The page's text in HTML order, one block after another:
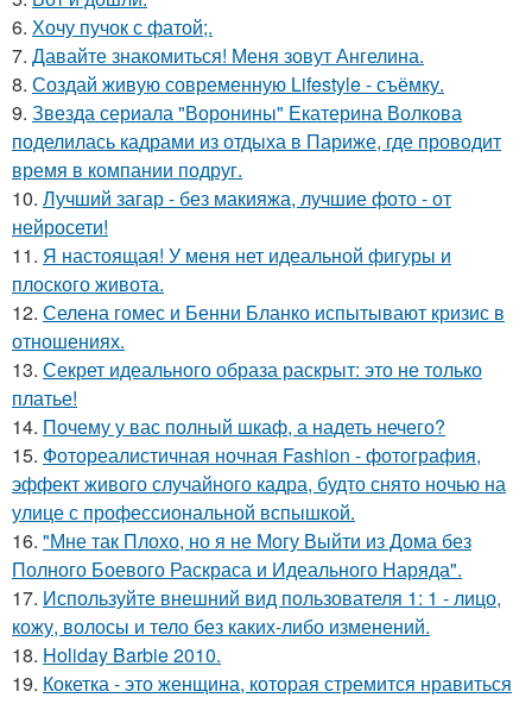
6. Хочу пучок с фатой;.
7. Давайте знакомиться! Меня зовут Ангелина.
8. Создай живую современную Lifestyle - съёмку.
9. Звезда сериала "Воронины" Екатерина Волкова
поделилась кадрами из отдыха в Париже, где проводит
время в компании подруг.
10. Лучший загар - без макияжа, лучшие фото - от
нейросети!
11. Я настоящая! У меня нет идеальной фигуры и
плоского живота.
12. Селена гомес и Бенни Бланко испытывают кризис в
отношениях.
13. Секрет идеального образа раскрыт: это не только
платье!
14. Почему у вас полный шкаф, а надеть нечего?
15. Фотореалистичная ночная Fashion - фотография,
эффект живого случайного кадра, будто снято ночью на
улице с профессиональной вспышкой.
16. "Мне так Плохо, но я не Могу Выйти из Дома без
Полного Боевого Раскраса и Идеального Наряда".
17. Используйте внешний вид пользователя 1: 1 - лицо,
кожу, волосы и тело без каких-либо изменений.
18. Holiday Barbie 2010.
19. Кокетка - это женщина, которая стремится нравиться